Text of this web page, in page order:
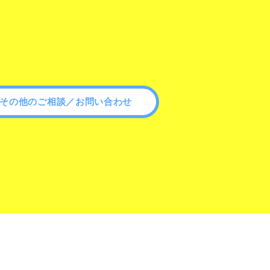
その他のご相談／お問い合わせ